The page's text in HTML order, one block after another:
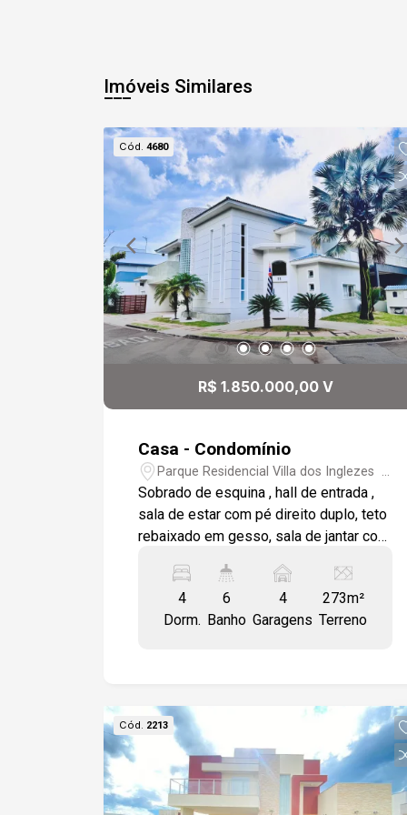
Imóveis Similares
Cód. 4680
R$ 1.850.000,00 V
Casa - Condomínio
Parque Residencial Villa dos Inglezes -
Sorocaba/SP
Sobrado de esquina , hall de entrada ,
sala de estar com pé direito duplo, teto
rebaixado em gesso, sala de jantar com
sala de tv, escritório, lavabo, cozinha
com móveis planejados, coifa em inox,
despensa com prateleiras em granito,
modulada, corredor lateral, jacuzzi
elevada em deck de madeira e
iluminação, suíte no térreo, andar
superior com 3 suítes moduladas, 1
sendo máster com closet, todas com ar
4
Dorm.
6
Banho
4
Garagens
273m²
Terreno
Cód. 2213